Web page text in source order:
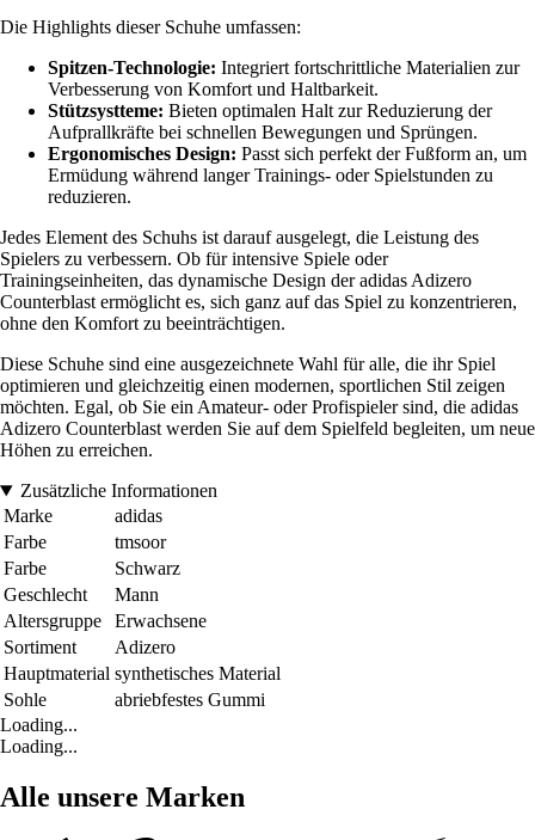
Die Highlights dieser Schuhe umfassen:
Spitzen-Technologie: Integriert fortschrittliche Materialien zur
Verbesserung von Komfort und Haltbarkeit.
Stützsystteme: Bieten optimalen Halt zur Reduzierung der
Aufprallkräfte bei schnellen Bewegungen und Sprüngen.
Ergonomisches Design: Passt sich perfekt der Fußform an, um
Ermüdung während langer Trainings- oder Spielstunden zu
reduzieren.
Jedes Element des Schuhs ist darauf ausgelegt, die Leistung des
Spielers zu verbessern. Ob für intensive Spiele oder
Trainingseinheiten, das dynamische Design der adidas Adizero
Counterblast ermöglicht es, sich ganz auf das Spiel zu konzentrieren,
ohne den Komfort zu beeinträchtigen.
Diese Schuhe sind eine ausgezeichnete Wahl für alle, die ihr Spiel
optimieren und gleichzeitig einen modernen, sportlichen Stil zeigen
möchten. Egal, ob Sie ein Amateur- oder Profispieler sind, die adidas
Adizero Counterblast werden Sie auf dem Spielfeld begleiten, um neue
Höhen zu erreichen.
Zusätzliche Informationen
Marke
adidas
Farbe
tmsoor
Farbe
Schwarz
Geschlecht
Mann
Altersgruppe
Erwachsene
Sortiment
Adizero
Hauptmaterial synthetisches Material
Sohle
abriebfestes Gummi
Loading...
Loading...
Alle unsere Marken